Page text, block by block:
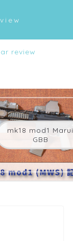
review
mk18 mod1 Marui
GBB